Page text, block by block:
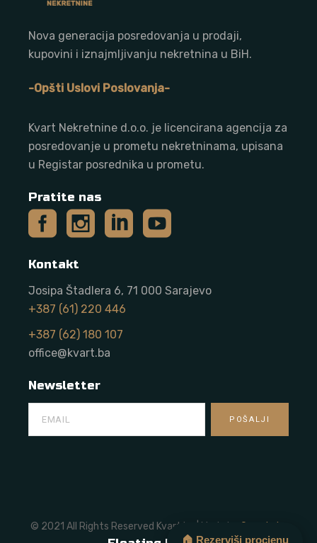
Nova generacija posredovanja u prodaji,
kupovini i iznajmljivanju nekretnina u BiH.
-Opšti Uslovi Poslovanja-
Kvart Nekretnine d.o.o. je licencirana agencija za
posredovanje u prometu nekretninama, upisana
u Registar posrednika u prometu.
Pratite nas
Kontakt
Josipa Štadlera 6, 71 000 Sarajevo
+387 (61) 220 446
+387 (62) 180 107
office@kvart.ba
Newsletter
© 2021 All Rights Reserved Kvart.ba | Made by Onze Labs
🏠 Rezerviši procjenu